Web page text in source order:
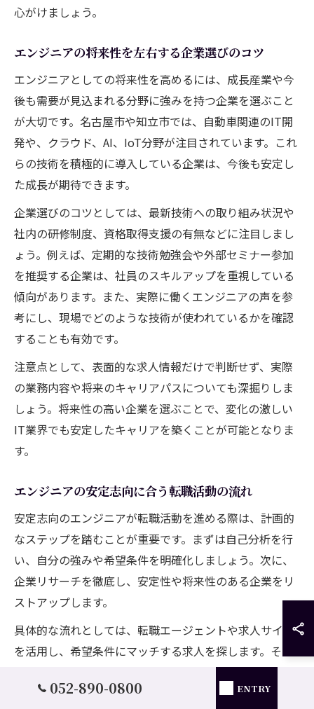
心がけましょう。
エンジニアの将来性を左右する企業選びのコツ
エンジニアとしての将来性を高めるには、成長産業や今
後も需要が見込まれる分野に強みを持つ企業を選ぶこと
が大切です。名古屋市や知立市では、自動車関連のIT開
発や、クラウド、AI、IoT分野が注目されています。これ
らの技術を積極的に導入している企業は、今後も安定し
た成長が期待できます。
企業選びのコツとしては、最新技術への取り組み状況や
社内の研修制度、資格取得支援の有無などに注目しまし
ょう。例えば、定期的な技術勉強会や外部セミナー参加
を推奨する企業は、社員のスキルアップを重視している
傾向があります。また、実際に働くエンジニアの声を参
考にし、現場でどのような技術が使われているかを確認
することも有効です。
注意点として、表面的な求人情報だけで判断せず、実際
の業務内容や将来のキャリアパスについても深掘りしま
しょう。将来性の高い企業を選ぶことで、変化の激しい
IT業界でも安定したキャリアを築くことが可能となりま
す。
エンジニアの安定志向に合う転職活動の流れ
安定志向のエンジニアが転職活動を進める際は、計画的
なステップを踏むことが重要です。まずは自己分析を行
い、自分の強みや希望条件を明確化しましょう。次に、
企業リサーチを徹底し、安定性や将来性のある企業をリ
ストアップします。
具体的な流れとしては、転職エージェントや求人サイト
を活用し、希望条件にマッチする求人を探します。その
後、書類選考や面接の準備を進め、面接では企業の安定
性や働きやすさについて積極的に質問することが大切で
052-890-0800 ENTRY